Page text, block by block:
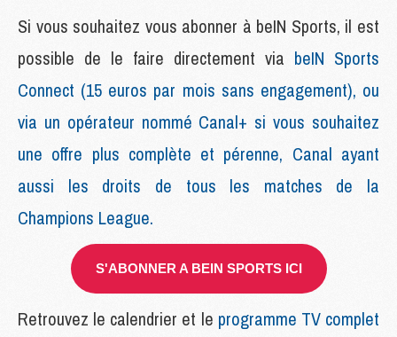
Si vous souhaitez vous abonner à beIN Sports, il est
possible de le faire directement via beIN Sports
Connect (15 euros par mois sans engagement), ou
via un opérateur nommé Canal+ si vous souhaitez
une offre plus complète et pérenne, Canal ayant
aussi les droits de tous les matches de la
Champions League.
S'ABONNER A BEIN SPORTS ICI
Retrouvez le calendrier et le programme TV complet